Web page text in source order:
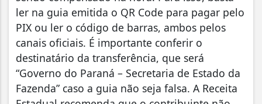
ler na guia emitida o QR Code para pagar pelo
PIX ou ler o código de barras, ambos pelos
canais oficiais. É importante conferir o
destinatário da transferência, que será
“Governo do Paraná – Secretaria de Estado da
Fazenda” caso a guia não seja falsa. A Receita